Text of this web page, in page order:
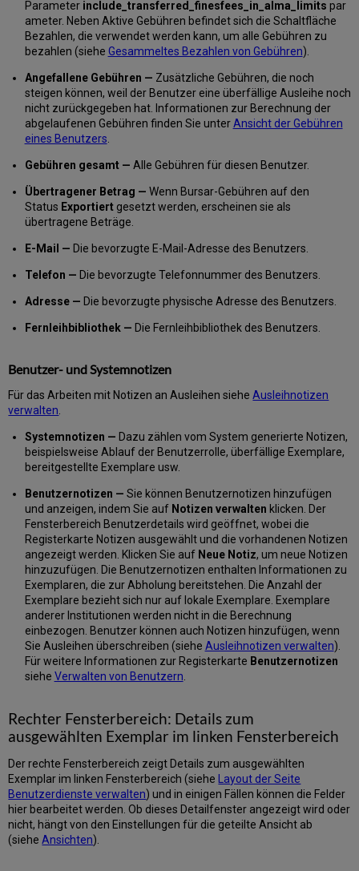
Exemplare
Hinweise
auf
zusätzliche
für
zurückgegebene
Exemplare
Ansicht
der
Ausleihhistorie
einen
Benutzer
in
Registerkarte
Rückgaben
für
Export
Rückgaben
von
Benutzerbestellungen
Zugriff
auf
die
Bestellungen
Bestellen
von
Exemplaren
Bearbeiten
von
Bestellungen
Stornieren
von
Bestellungen
Ändern
des
Bestellungen
Anzeige
Titels
einer
Bestellung
in
den
Suchergebnissen
Parameter include_transferred_finesfees_in_alma_limits par
ameter. Neben Aktive Gebühren befindet sich die Schaltfläche
Bezahlen, die verwendet werden kann, um alle Gebühren zu
bezahlen (siehe Gesammeltes Bezahlen von Gebühren).
Angefallene Gebühren — Zusätzliche Gebühren, die noch
steigen können, weil der Benutzer eine überfällige Ausleihe noch
nicht zurückgegeben hat. Informationen zur Berechnung der
abgelaufenen Gebühren finden Sie unterAnsicht der Gebühren
eines Benutzers.
Gebühren gesamt — Alle Gebühren für diesen Benutzer.
Übertragener Betrag — Wenn Bursar-Gebühren auf den
Status Exportiertgesetzt werden, erscheinen sie als
übertragene Beträge.
E-Mail — Die bevorzugte E-Mail-Adresse des Benutzers.
Telefon — Die bevorzugte Telefonnummer des Benutzers.
Adresse — Die bevorzugte physische Adresse des Benutzers.
Fernleihbibliothek — Die Fernleihbibliothek des Benutzers.
Benutzer- und Systemnotizen
Für das Arbeiten mit Notizen an Ausleihen sieheAusleihnotizen
verwalten.
Systemnotizen — Dazu zählen vom System generierte Notizen,
beispielsweise Ablauf der Benutzerrolle, überfällige Exemplare,
bereitgestellte Exemplare usw.
Benutzernotizen — Sie können Benutzernotizen hinzufügen
und anzeigen, indem Sie auf Notizen verwalten klicken. Der
Fensterbereich Benutzerdetails wird geöffnet, wobei die
Registerkarte Notizen ausgewählt und die vorhandenen Notizen
angezeigt werden. Klicken Sie auf Neue Notiz, um neue Notizen
hinzuzufügen. Die Benutzernotizen enthalten Informationen zu
Exemplaren, die zur Abholung bereitstehen. Die Anzahl der
Exemplare bezieht sich nur auf lokale Exemplare. Exemplare
anderer Institutionen werden nicht in die Berechnung
einbezogen. Benutzer können auch Notizen hinzufügen, wenn
Sie Ausleihen überschreiben (siehe Ausleihnotizen verwalten).
Für weitere Informationen zur Registerkarte Benutzernotizen
siehe Verwalten von Benutzern.
Rechter Fensterbereich: Details zum
ausgewählten Exemplar im linken Fensterbereich
Der rechte Fensterbereich zeigt Details zum ausgewählten
Exemplar im linken Fensterbereich (siehe Layout der Seite
Benutzerdienste verwalten) und in einigen Fällen können die Felder
hier bearbeitet werden. Ob dieses Detailfenster angezeigt wird oder
nicht, hängt von den Einstellungen für die geteilte Ansicht ab
(sieheAnsichten).